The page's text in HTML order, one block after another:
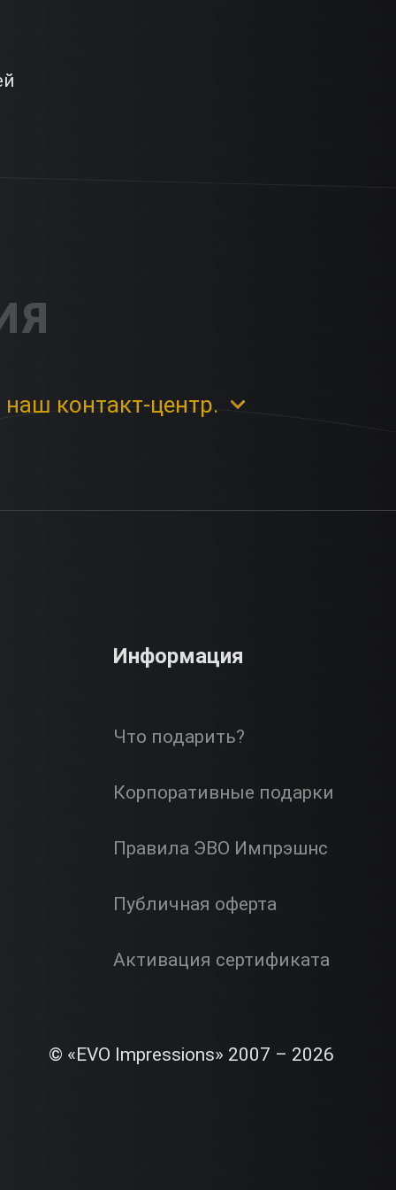
контакт-центр.
Информация
Что подарить?
Корпоративные подарки
Правила ЭВО Импрэшнс
Публичная оферта
Активация сертификата
© «EVO Impressions» 2007 – 2026